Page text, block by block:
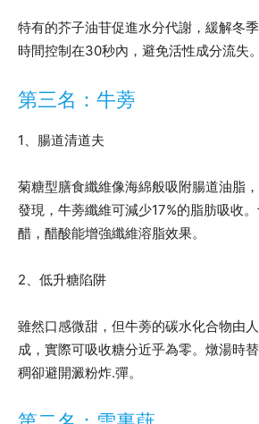
特有的芥子油苷促進水分代謝，緩解冬
時間控制在30秒內，避免活性成分流失。
第三名：牛蒡
1、腸道清道夫
菊糖型膳食纖維像海綿般吸附腸道油脂
發現，牛蒡纖維可減少17%的脂肪吸收
醋，醋酸能增強纖維溶脂效果。
2、低升糖陷阱
雖然口感微甜，但牛蒡的碳水化合物由
成，實際可吸收糖分近乎為零。燉湯時
稠卻避開澱粉炸.彈。